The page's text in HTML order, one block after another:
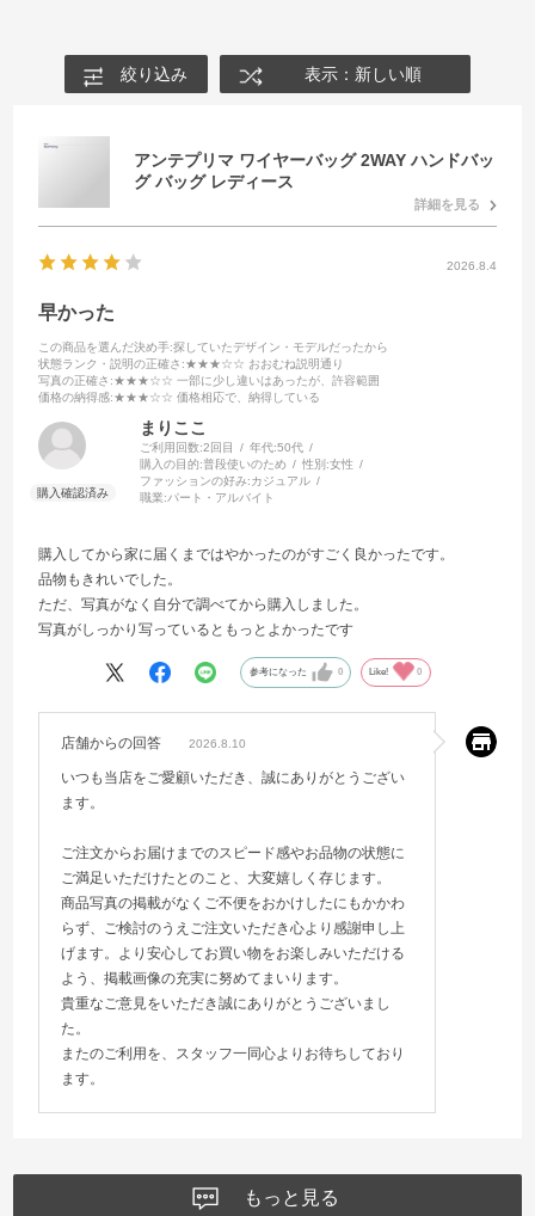
絞り込み 表示：新しい順
アンテプリマ ワイヤーバッグ 2WAY ハンドバッ
グ バッグ レディース
詳細を見る
2026.8.4
早かった
この商品を選んだ決め手:探していたデザイン・モデルだったから
状態ランク・説明の正確さ :★★★☆☆ おおむね説明通り
写真の正確さ :★★★☆☆ 一部に少し違いはあったが、許容範囲
価格の納得感:★★★☆☆ 価格相応で、納得している
まりここ
ご利用回数:2回目 年代:50代
購入の目的:普段使いのため 性別:女性
ファッションの好み:カジュアル
職業:パート・アルバイト
購入してから家に届くまではやかったのがすごく良かったです。
品物もきれいでした。
ただ、写真がなく自分で調べてから購入しました。
写真がしっかり写っているともっとよかったです
参考になった 0 Like! 0
店舗からの回答 2026.8.10
いつも当店をご愛顧いただき、誠にありがとうござい
ます。
ご注文からお届けまでのスピード感やお品物の状態に
ご満足いただけたとのこと、大変嬉しく存じます。
商品写真の掲載がなくご不便をおかけしたにもかかわ
らず、ご検討のうえご注文いただき心より感謝申し上
げます。より安心してお買い物をお楽しみいただける
よう、掲載画像の充実に努めてまいります。
貴重なご意見をいただき誠にありがとうございまし
た。
またのご利用を、スタッフ一同心よりお待ちしており
ます。
もっと見る